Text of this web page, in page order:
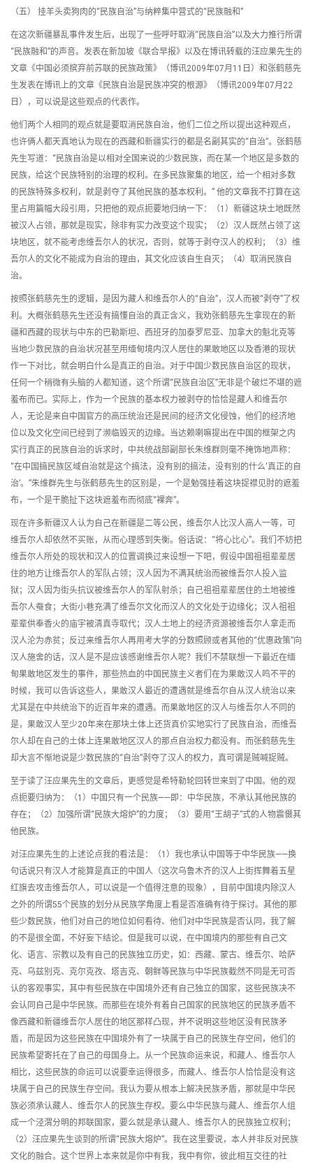
（五） 挂羊头卖狗肉的“民族自治”与纳粹集中营式的“民族融和”
在这次新疆暴乱事件发生后，出现了一些呼吁取消“民族自治”以及大力推行所谓
“民族融和”的声音。发表在新加坡《联合早报》以及在博讯转载的汪应果先生的
文章《中国必须摈弃前苏联的民族政策》（博讯2009年07月11日）和张鹤慈先
生发表在博讯上的文章《民族自治是民族冲突的根源》（博讯2009年07月22
日），可以说是这些观点的代表作。
他们两个人相同的观点就是要取消民族自治，他们二位之所以提出这种观点，
也许俩人都天真地认为现在的西藏和新疆实行的都是名副其实的“自治”。张鹤慈
先生写道：“民族自治是以相对全国来说的少数民族，而在某一个地区是多数的
民族，给这个民族特别的治理的权利。在多民族聚集的地区，给一个相对多数
的民族特殊多权利，就是剥夺了其他民族的基本权利。” 他的文章我不打算在这
里占用篇幅大段引用，只把他的观点扼要地归纳一下：（1）新疆这块土地既然
被汉人占领，那就是现实，除非有实力改变这个现实；（2）汉人既然占领了这
块地区，就不能考虑维吾尔人的状况，否则，就等于剥夺汉人的权利；（3）维
吾尔人的文化不能成为自治的理由，其文化应该自生自灭；（4）取消民族自
治。
按照张鹤慈先生的逻辑，是因为藏人和维吾尔人的“自治”，汉人而被“剥夺”了权
利。大概张鹤慈先生还没有搞懂自治的真正含义，我劝张鹤慈先生拿现在的新
疆和西藏的现状与中东的巴勒斯坦、西班牙的加泰罗尼亚、加拿大的魁北克等
当地少数民族的自治状况甚至用缅甸境内汉人居住的果敢地区以及香港的现状
作一下对比，就会明白什么是真正的自治。对于中国少数民族自治区的现状，
任何一个稍微有头脑的人都知道，这个所谓“民族自治区”无非是个破烂不堪的遮
羞布而已。实际上，作为一个民族的基本权力被剥夺的恰恰是藏人和维吾尔
人，无论是来自中国官方的高压统治还是民间的经济文化侵蚀，他们的经济地
位以及文化空间已经到了濒临毁灭的边缘。当达赖喇嘛提出在中国的框架之内
实行真正的民族自治的诉求时，中共统战部副部长朱维群则毫不掩饰地声称：
“在中国搞民族区域自治就是这个搞法，没有别的搞法，没有别的什么‘真正的自
治’。”朱维群先生与张鹤慈先生的区别是，一个是勉强挂着这块捉襟见肘的遮羞
布，一个是干脆扯下这块遮羞布而彻底“裸奔”。
现在许多新疆汉人认为自己在新疆是二等公民，维吾尔人比汉人高人一等，可
维吾尔人却依然不买账，从而心理感到失衡。俗话说：“将心比心”。我们不妨把
维吾尔人所处的现状和汉人的位置调换过来设想一下吧，假设中国祖祖辈辈居
住的地方让维吾尔人的军队占领；汉人因为不满其统治而被维吾尔人投入监
狱；汉人因为街头抗议被维吾尔人的军队射杀；自己祖祖辈辈居住的土地被维
吾尔人蚕食；大街小巷充满了维吾尔文化而汉人的文化处于边缘化；汉人祖祖
辈辈供奉香火的庙宇被清真寺取代；汉人土地上的经济资源被维吾尔人拿走而
汉人沦为赤贫；反过来维吾尔人再用考大学的分数照顾或者其他的“优惠政策”向
汉人施舍的话，汉人是不是应该感谢维吾尔人呢？我们不禁联想一下最近在缅
甸果敢地区发生的事件，那些热血的中国民族主义者们在为果敢汉人鸣不平的
时候，我可以告诉这些人，果敢汉人最近的遭遇就是维吾尔自从汉人统治以来
尤其是在中共统治下的近百年来的遭遇。而果敢地区的汉人与维吾尔人不同的
是，果敢汉人至少20年来在那块土体上还货真价实地实行了民族自治，而维吾
尔人却在自己的土体上连果敢地区汉人的那点自治权力都没有。而张鹤慈先生
却大言不惭地说是少数民族的“自治”剥夺了汉人的权力，真可谓是贼喊捉贼。
至于读了汪应果先生的文章后，更感觉是希特勒轮回转世来到了中国。他的观
点扼要归纳为：（1）中国只有一个民族——即：中华民族，不承认其他民族的
存在；（2）加强所谓“民族大熔炉”的力度；（3）要用“王胡子”式的人物震慑其
他民族。
对汪应果先生的上述论点我的看法是：（1）我也承认中国等于中华民族——换
句话说只有汉人才能算是真正的中国人（这次乌鲁木齐的汉人上街挥舞着五星
红旗去攻击维吾尔人，可以说是一个值得注意的现象），目前中国境内除汉人
之外的所谓55个民族的划分从民族学角度上看是否准确有待于探讨。其他的那
些少数民族，他们对自己的地位如何看待、他们对中华民族是否认同，我了解
的不是很全面，不好妄下结论。但是我可以说，在中国境内的那些有自己文
化、语言、宗教以及有自己的民族独立历史，如：西藏、蒙古、维吾尔、哈萨
克、乌兹别克、克尔克孜、塔吉克、朝鲜等民族与中华民族截然不同是无可否
认的客观事实，其中有些民族在中国境外还有自己独立的国家，这些民族决不
会认同自己是中华民族。而那些在境外有着自己国家的民族地区的民族矛盾不
像西藏和新疆维吾尔人居住的地区那样凸现，并不说明这些地区没有民族矛
盾，而是因为这些民族在中国境外有了一块属于自己的民族生存空间，他们的
民族希望寄托在了自己的母国身上。从一个民族命运来说，和藏人、维吾尔人
相比，这些民族的命运可以说要幸运得很多，而藏人、维吾尔人恰恰是没有这
块属于自己的民族生存空间。我认为要从根本上解决民族矛盾，那就是中华民
族必须承认藏人、维吾尔人的民族生存权。要么中华民族与藏人、维吾尔人组
成一个泾渭分明的邦联国家，要么就是承认藏人、维吾尔人的民族独立权利；
（2）汪应果先生谈到的所谓“民族大熔炉”。我在这里要说，本人并非反对民族
文化的融合。这个世界上本来就是你中有我，我中有你，彼此相互交往的社